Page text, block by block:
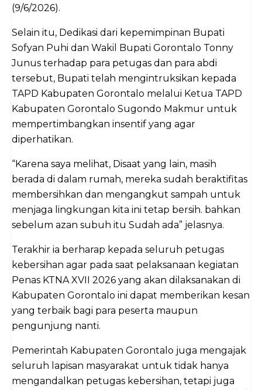
(9/6/2026).
Selain itu, Dedikasi dari kepemimpinan Bupati
Sofyan Puhi dan Wakil Bupati Gorontalo Tonny
Junus terhadap para petugas dan para abdi
tersebut, Bupati telah mengintruksikan kepada
TAPD Kabupaten Gorontalo melalui Ketua TAPD
Kabupaten Gorontalo Sugondo Makmur untuk
mempertimbangkan insentif yang agar
diperhatikan.
“Karena saya melihat, Disaat yang lain, masih
berada di dalam rumah, mereka sudah beraktifitas
membersihkan dan mengangkut sampah untuk
menjaga lingkungan kita ini tetap bersih. bahkan
sebelum azan subuh itu Sudah ada” jelasnya.
Terakhir ia berharap kepada seluruh petugas
kebersihan agar pada saat pelaksanaan kegiatan
Penas KTNA XVII 2026 yang akan dilaksanakan di
Kabupaten Gorontalo ini dapat memberikan kesan
yang terbaik bagi para peserta maupun
pengunjung nanti.
Pemerintah Kabupaten Gorontalo juga mengajak
seluruh lapisan masyarakat untuk tidak hanya
mengandalkan petugas kebersihan, tetapi juga